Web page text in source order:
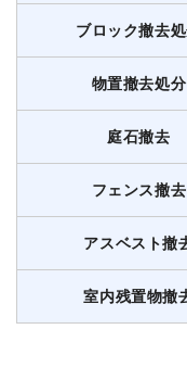
ブロック撤去
物置撤去処分
庭石撤去
フェンス撤去
アスベスト撤
室内残置物撤